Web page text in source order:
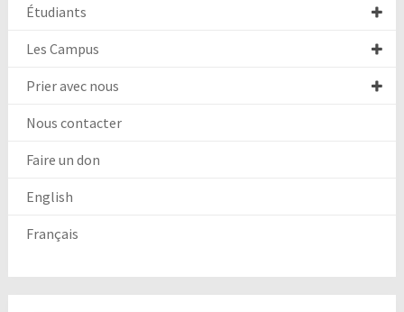
Étudiants
Les Campus
Prier avec nous
Nous contacter
Faire un don
English
Français